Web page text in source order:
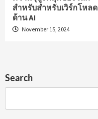
สำหรับสำหรับเวิร์กโหลด
ด้าน AI
November 15, 2024
Search